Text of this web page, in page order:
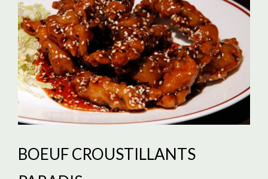
BOEUF CROUSTILLANTS